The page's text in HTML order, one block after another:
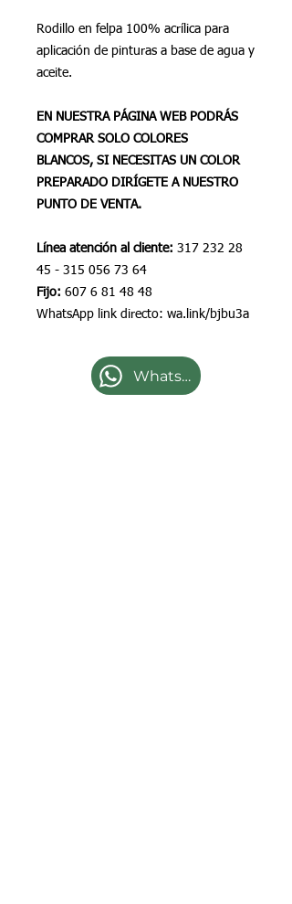
Rodillo en felpa 100% acrílica para
aplicación de pinturas a base de agua y
aceite.
EN NUESTRA PÁGINA WEB PODRÁS
COMPRAR SOLO COLORES
BLANCOS, SI NECESITAS UN COLOR
PREPARADO DIRÍGETE A NUESTRO
PUNTO DE VENTA.
Línea atención al cliente: 317 232 28
45 - 315 056 73 64
Fijo: 607 6 81 48 48
WhatsApp link directo: wa.link/bjbu3a
WhatsApp